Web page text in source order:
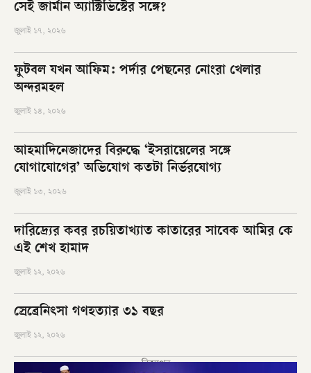
সেই জার্মান অ্যাক্টিভিস্টের সঙ্গে?
জুলাই ১৭, ২০২৬
ফুটবল যখন আফিম: পর্দার পেছনের নোংরা খেলার
অন্দরমহল
জুলাই ১৪, ২০২৬
আহমাদিনেজাদের বিরুদ্ধে ‘ইসরায়েলের সঙ্গে
যোগাযোগের’ অভিযোগ কতটা নির্ভরযোগ্য
জুলাই ১৩, ২০২৬
দারিদ্র্যের কবর রচয়িতাখ্যাত কাতারের সাবেক আমির কে
এই শেখ হামাদ
জুলাই ১২, ২০২৬
স্রেব্রেনিৎসা গণহত্যার ৩১ বছর
জুলাই ১২, ২০২৬
বিজ্ঞাপন